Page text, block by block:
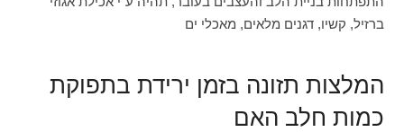
ברזיל, קשיו, דגנים מלאים, מאכלי ים
המלצות תזונה בזמן ירידת בתפוקת
כמות חלב האם